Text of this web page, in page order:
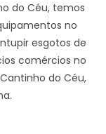
do Céu, temos
no
esgotos de
comércios no
do Céu,